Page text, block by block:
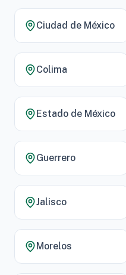
Ciudad de México
Colima
Estado de México
Guerrero
Jalisco
Morelos